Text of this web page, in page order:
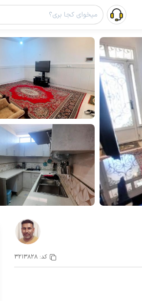
کد:3213828